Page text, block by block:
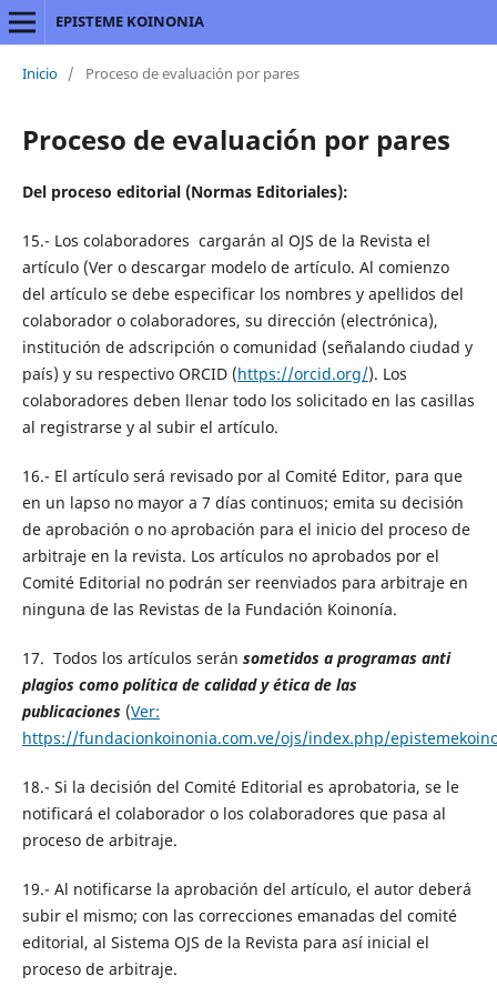
EPISTEME KOINONIA
Inicio / Proceso de evaluación por pares
Proceso de evaluación por pares
Del proceso editorial (Normas Editoriales):
15.- Los colaboradores cargarán al OJS de la Revista el
artículo (Ver o descargar modelo de artículo. Al comienzo
del artículo se debe especificar los nombres y apellidos del
colaborador o colaboradores, su dirección (electrónica),
institución de adscripción o comunidad (señalando ciudad y
país) y su respectivo ORCID (https://orcid.org/). Los
colaboradores deben llenar todo los solicitado en las casillas
al registrarse y al subir el artículo.
16.- El artículo será revisado por al Comité Editor, para que
en un lapso no mayor a 7 días continuos; emita su decisión
de aprobación o no aprobación para el inicio del proceso de
arbitraje en la revista. Los artículos no aprobados por el
Comité Editorial no podrán ser reenviados para arbitraje en
ninguna de las Revistas de la Fundación Koinonía.
17. Todos los artículos serán sometidos a programas anti
plagios como política de calidad y ética de las
publicaciones (Ver:
https://fundacionkoinonia.com.ve/ojs/index.php/
18.- Si la decisión del Comité Editorial es aprobatoria, se le
notificará el colaborador o los colaboradores que pasa al
proceso de arbitraje.
19.- Al notificarse la aprobación del artículo, el autor deberá
subir el mismo; con las correcciones emanadas del comité
editorial, al Sistema OJS de la Revista para así inicial el
proceso de arbitraje.